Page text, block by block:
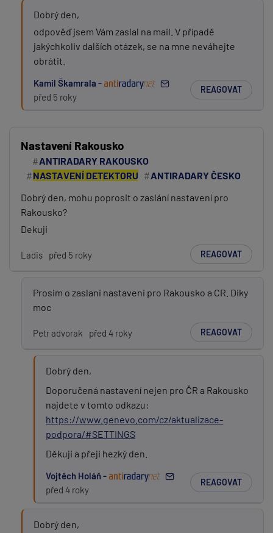
Dobrý den,
odpověď jsem Vám zaslal na mail. V případě
jakýchkoliv dalších otázek, se na mne neváhejte
obrátit.
Kamil Škamrala -
před 5 roky
REAGOVAT
Nastavení Rakousko
ANTIRADARY RAKOUSKO
NASTAVENÍ DETEKTORU
ANTIRADARY ČESKO
Dobrý den, mohu poprosit o zaslání nastavení pro
Rakousko?
Dekuji
Ladis před 5 roky REAGOVAT
Prosim o zaslani nastaveni pro Rakousko a CR. Diky
moc
Petr advorak před 4 roky REAGOVAT
Dobrý den,
Doporučená nastavení nejen pro ČR a Rakousko
najdete v tomto odkazu:
https://www.genevo.com/cz/aktualizace-
podpora/#SETTINGS
Děkuji a přeji hezký den.
Vojtěch Holáň -
před 4 roky
REAGOVAT
Dobrý den,